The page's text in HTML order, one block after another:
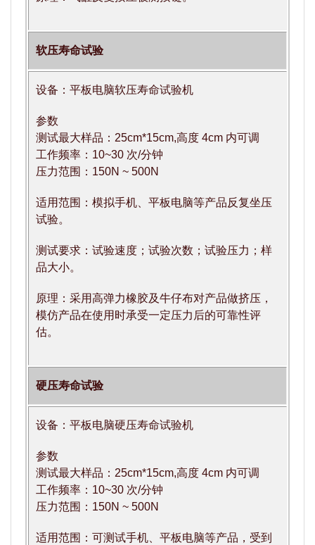
软压寿命试验
设备：平板电脑软压寿命试验机
参数
测试最大样品：25cm*15cm,高度 4cm 内可调
工作频率：10~30 次/分钟
压力范围：150N ~ 500N
适用范围：模拟手机、平板电脑等产品反复坐压
试验。
测试要求：试验速度；试验次数；试验压力；样
品大小。
原理：采用高弹力橡胶及牛仔布对产品做挤压，
模仿产品在使用时承受一定压力后的可靠性评
估。
硬压寿命试验
设备：平板电脑硬压寿命试验机
参数
测试最大样品：25cm*15cm,高度 4cm 内可调
工作频率：10~30 次/分钟
压力范围：150N ~ 500N
适用范围：可测试手机、平板电脑等产品，受到